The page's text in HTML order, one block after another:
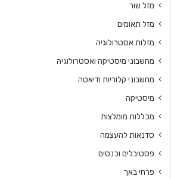
מזל שור
מזל תאומים
מזלות אסטרולוגיה
מחשבוני מיסטיקה ואסטרולוגיה
מחשבוני קלוריות ודיאטה
מיסטיקה
מכללות מומלצות
סדנאות להעצמה
פסטיבלים וכנסים
פרחי באך